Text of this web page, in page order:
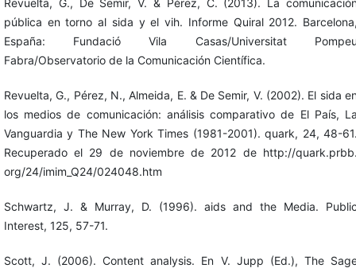
Revuelta, G., De Semir, V. & Pérez, C. (2013). La
pública en torno al sida y el vih. Informe Quiral 2012.
España: Fundació Vila Casas/Universitat
Fabra/Observatorio de la Comunicación Científica.
Revuelta, G., Pérez, N., Almeida, E. & De Semir, V. (2002). El sida
los medios de comunicación: análisis comparativo de El País,
Vanguardia y The New York Times (1981-2001). quark, 24, 48-
Recuperado el 29 de noviembre de 2012 de http://
org/24/imim_Q24/024048.htm
Schwartz, J. & Murray, D. (1996). aids and the Media.
Interest, 125, 57-71.
Scott, J. (2006). Content analysis. En V. Jupp (Ed.), The